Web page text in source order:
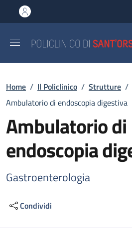
al contenuto principale
to footer content
Briciole di pane
Home / Il Policlinico / Strutture /
Ambulatorio di endoscopia digestiva
Ambulatorio di
endoscopia
Gastroenterologia
Condividi